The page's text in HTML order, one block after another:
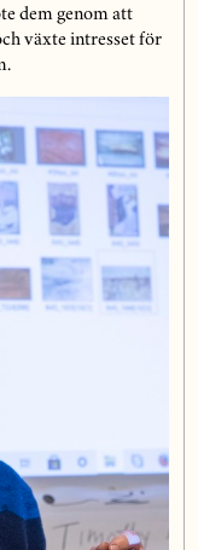
dem genom att
växte intresset för